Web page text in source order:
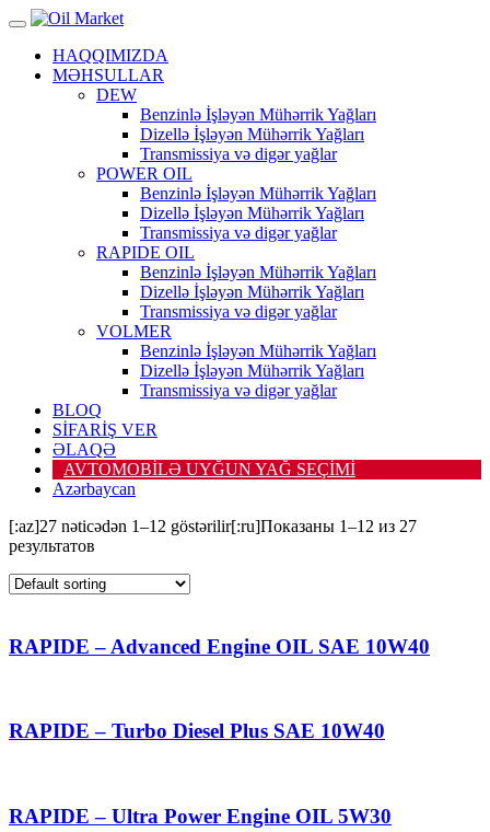
HAQQIMIZDA
MƏHSULLAR
DEW
Benzinlə İşləyən Mühərrik Yağları
Dizellə İşləyən Mühərrik Yağları
Transmissiya və digər yağlar
POWER OIL
Benzinlə İşləyən Mühərrik Yağları
Dizellə İşləyən Mühərrik Yağları
Transmissiya və digər yağlar
RAPIDE OIL
Benzinlə İşləyən Mühərrik Yağları
Dizellə İşləyən Mühərrik Yağları
Transmissiya və digər yağlar
VOLMER
Benzinlə İşləyən Mühərrik Yağları
Dizellə İşləyən Mühərrik Yağları
Transmissiya və digər yağlar
BLOQ
SİFARİŞ VER
ƏLAQƏ
AVTOMOBİLƏ UYĞUN YAĞ SEÇİMİ
Azərbaycan
[:az]27 nəticədən 1–12 göstərilir[:ru]Показаны 1–12 из 27
результатов
RAPIDE – Advanced Engine OIL SAE 10W40
RAPIDE – Turbo Diesel Plus SAE 10W40
RAPIDE – Ultra Power Engine OIL 5W30